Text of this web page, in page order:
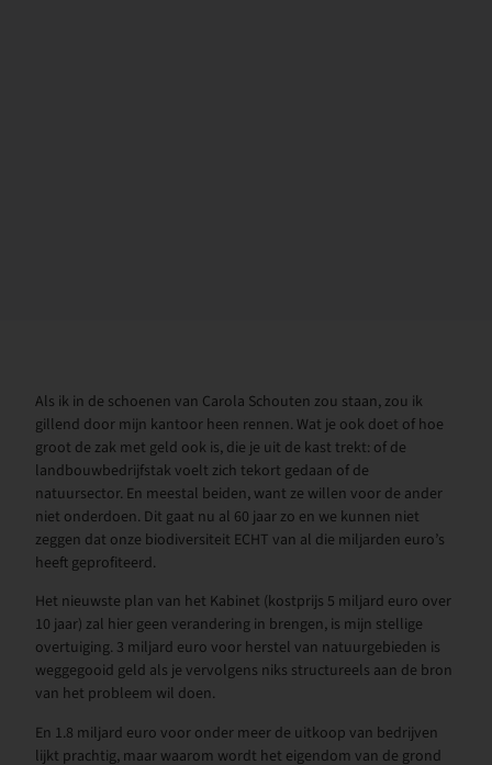
Als ik in de schoenen van Carola Schouten zou staan, zou ik
gillend door mijn kantoor heen rennen. Wat je ook doet of hoe
groot de zak met geld ook is, die je uit de kast trekt: of de
landbouwbedrijfstak voelt zich tekort gedaan of de
natuursector. En meestal beiden, want ze willen voor de ander
niet onderdoen. Dit gaat nu al 60 jaar zo en we kunnen niet
zeggen dat onze biodiversiteit ECHT van al die miljarden euro’s
heeft geprofiteerd.
Het nieuwste plan van het Kabinet (kostprijs 5 miljard euro over
10 jaar) zal hier geen verandering in brengen, is mijn stellige
overtuiging. 3 miljard euro voor herstel van natuurgebieden is
weggegooid geld als je vervolgens niks structureels aan de bron
van het probleem wil doen.
En 1.8 miljard euro voor onder meer de uitkoop van bedrijven
lijkt prachtig, maar waarom wordt het eigendom van de grond